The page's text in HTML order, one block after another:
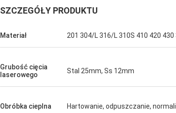
SZCZEGÓŁY PRODUKTU
Materiał 201 304/L 316/L 310S 410 420 430
Grubość cięcia
laserowego
Stal 25mm, Ss 12mm
Obróbka cieplna Hartowanie, odpuszczanie,